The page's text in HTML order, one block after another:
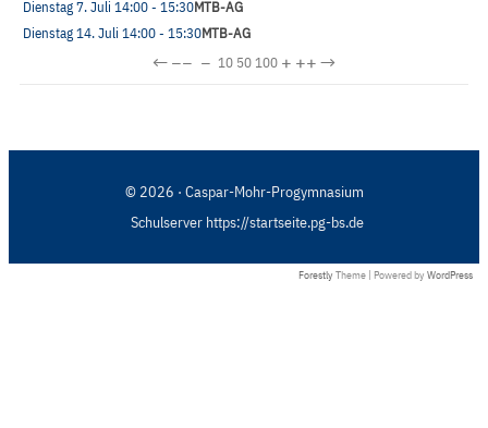
Dienstag 7. Juli 14:00- 15:30MTB-AG
Dienstag 14. Juli 14:00- 15:30MTB-AG
←−− − 10 50100 + ++→
© 2026 · Caspar-Mohr-Progymnasium
Schulserver https://startseite.pg-bs.de
Forestly Theme | Powered by WordPress